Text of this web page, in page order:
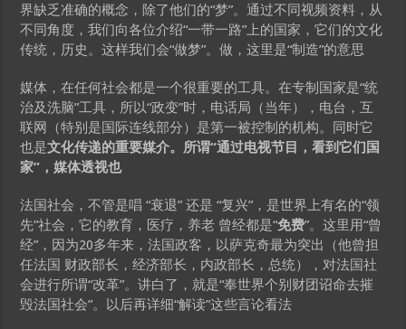
界缺乏准确的概念，除了他们的“梦”。通过不同视频资料，从
不同角度，我们向各位介绍“一带一路”上的国家，它们的文化
传统，历史。这样我们会“做梦”。做，这里是“制造”的意思
媒体，在任何社会都是一个很重要的工具。在专制国家是“统
治及洗脑”工具，所以“政变”时，电话局（当年），电台，互
联网（特别是国际连线部分）是第一被控制的机构。同时它
也是文化传递的重要媒介。所谓“通过电视节目，看到它们国
家”，媒体透视也
法国社会，不管是唱 “衰退” 还是 “复兴”，是世界上有名的“领
先”社会，它的教育，医疗，养老 曾经都是“免费”。这里用“曾
经”，因为20多年来，法国政客，以萨克奇最为突出（他曾担
任法国 财政部长，经济部长，内政部长，总统），对法国社
会进行所谓“改革”。讲白了，就是“奉世界个别财团诏命去摧
毁法国社会”。以后再详细“解读”这些言论看法